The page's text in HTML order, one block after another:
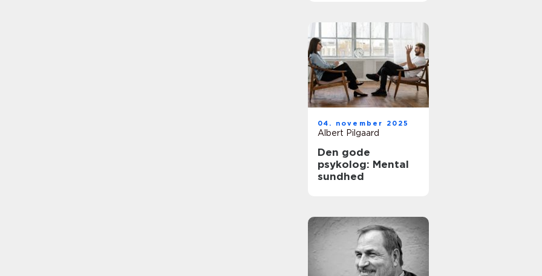
04. november 2025
Albert Pilgaard
Den gode
psykolog: Mental
sundhed